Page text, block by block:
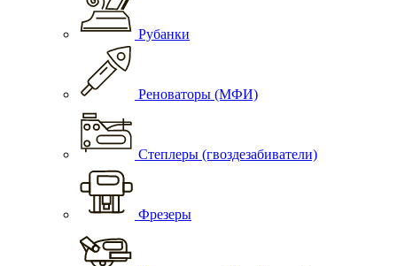
Рубанки
Реноваторы (МФИ)
Степлеры (гвоздезабиватели)
Фрезеры